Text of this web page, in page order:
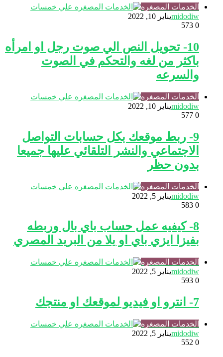
الخدمات المصغره
midodiwيناير 10, 2022
0
10- تحويل النص الي صوت رجل او امرأه
باكثر من لغه والتحكم في الصوت
والسرعه
الخدمات المصغره
midodiwيناير 10, 2022
0
9- ربط موقعك بكل حسابات التواصل
الاجتماعي والنشر التلقائي عليها جميعا
بدون حظر
الخدمات المصغره
midodiwيناير 5, 2022
0
8- كيفيه عمل حساب باي بال وربطه
بفيزا ايزي باي او يلا من البريد المصري
الخدمات المصغره
midodiwيناير 5, 2022
0
7- انترو او فيديو لموقعك او منتجك
الخدمات المصغره
midodiwيناير 5, 2022
0